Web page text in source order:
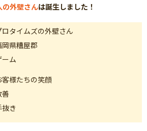
の外壁さんは誕生しました！
ロタイムズの外壁さん
岡県糟屋郡
ーム
客様たちの笑顔
善
抜き